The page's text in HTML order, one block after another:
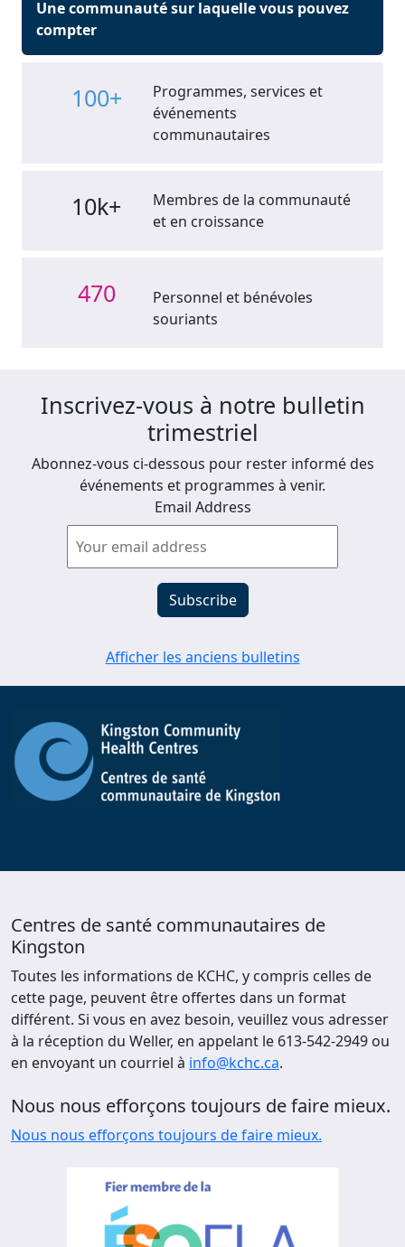
Une communauté sur laquelle vous pouvez
compter
100+
Programmes, services et
événements
communautaires
10k+
Membres de la communauté
et en croissance
470
Personnel et bénévoles
souriants
Inscrivez-vous à notre bulletin
trimestriel
Abonnez-vous ci-dessous pour rester informé des
événements et programmes à venir.
Email Address
Afficher les anciens bulletins
Centres de santé communautaires de
Kingston
Toutes les informations de KCHC, y compris celles de
cette page, peuvent être offertes dans un format
différent. Si vous en avez besoin, veuillez vous adresser
à la réception du Weller, en appelant le 613-542-2949 ou
en envoyant un courriel à info@kchc.ca.
Nous nous efforçons toujours de faire mieux.
Nous nous efforçons toujours de faire mieux.